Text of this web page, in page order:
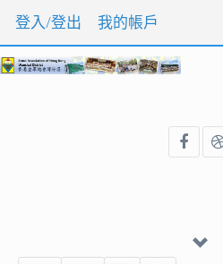
登入/登出 我的帳戶